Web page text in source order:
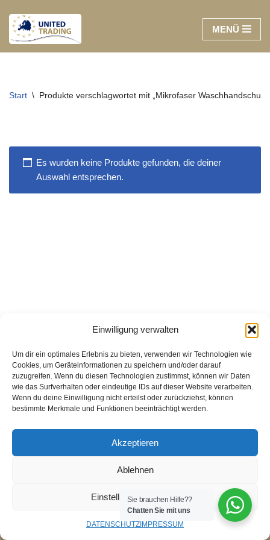
Einwilligung verwalten
Um dir ein optimales Erlebnis zu bieten, verwenden wir Technologien wie
Cookies, um Geräteinformationen zu speichern und/oder darauf
zuzugreifen. Wenn du diesen Technologien zustimmst, können wir Daten
wie das Surfverhalten oder eindeutige IDs auf dieser Website verarbeiten.
Wenn du deine Einwilligung nicht erteilst oder zurückziehst, können
bestimmte Merkmale und Funktionen beeinträchtigt werden.
Akzeptieren
Ablehnen
Einstellungen ansehen
DATENSCHUTZ IMPRESSUM
Zum
Inhalt
MENÜ
Start \ Produkte verschlagwortet mit „Mikrofaser Waschhandschuh
Es wurden keine Produkte gefunden, die deiner
Auswahl entsprechen.
Neve| Präsentiert vonWordPress
Sie brauchen Hilfe??
Chatten Sie mit uns